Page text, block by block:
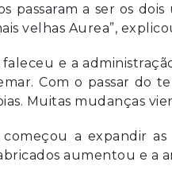
passaram a ser os
velhas Aurea”,
faleceu e a
Com o passar do
Muitas mudanças
começou a expandir
aumentou e a